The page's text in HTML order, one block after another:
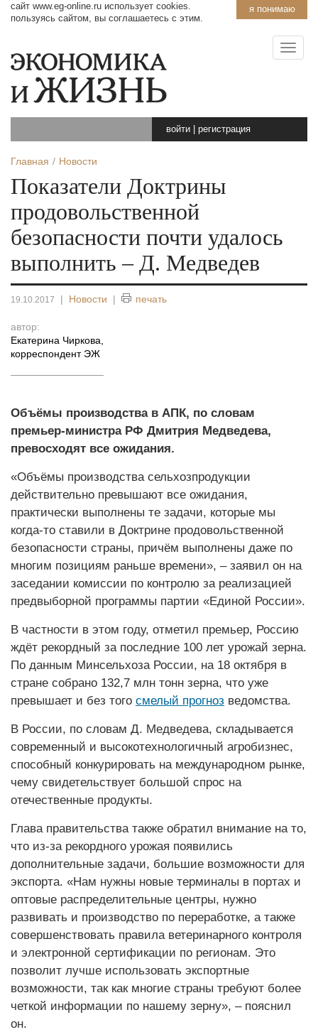
я понимаю
сайт www.eg-online.ru использует cookies.
пользуясь сайтом, вы соглашаетесь с этим.
войти регистрация
Главная Новости
Показатели Доктрины
продовольственной
безопасности почти удалось
выполнить – Д. Медведев
19.10.2017 | Новости | печать
автор:
Екатерина Чиркова
корреспондент ЭЖ
Объёмы производства в АПК, по словам
премьер-министра РФ Дмитрия Медведева,
превосходят все ожидания.
«Объёмы производства сельхозпродукции
действительно превышают все ожидания,
практически выполнены те задачи, которые мы
когда-то ставили в Доктрине продовольственной
безопасности страны, причём выполнены даже по
многим позициям раньше времени», – заявил он на
заседании комиссии по контролю за реализацией
предвыборной программы партии «Единой России».
В частности в этом году, отметил премьер, Россию
ждёт рекордный за последние 100 лет урожай зерна.
По данным Минсельхоза России, на 18 октября в
стране собрано 132,7 млн тонн зерна, что уже
превышает и без того смелый прогноз ведомства.
В России, по словам Д. Медведева, складывается
современный и высокотехнологичный агробизнес,
способный конкурировать на международном рынке,
чему свидетельствует большой спрос на
отечественные продукты.
Глава правительства также обратил внимание на то,
что из-за рекордного урожая появились
дополнительные задачи, большие возможности для
экспорта. «Нам нужны новые терминалы в портах и
оптовые распределительные центры, нужно
развивать и производство по переработке, а также
совершенствовать правила ветеринарного контроля
и электронной сертификации по регионам. Это
позволит лучше использовать экспортные
возможности, так как многие страны требуют более
четкой информации по нашему зерну», – пояснил
он.